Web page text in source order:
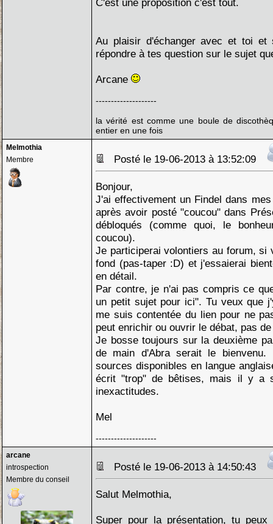
C'est une proposition c'est tout.
Au plaisir d'échanger avec et toi et
répondre à tes question sur le sujet
Arcane
--------------------
la vérité est comme une boule de
entier en une fois
Melmothia
Membre
Posté le 19-06-2013 à 13:52:09
Bonjour,
J'ai effectivement un Findel dans
après avoir posté "coucou" dans
débloqués (comme quoi, le
coucou).
Je participerai volontiers au forum, si
fond (pas-taper :D) et j'essaierai
en détail.
Par contre, je n'ai pas compris ce
un petit sujet pour ici". Tu veux que
me suis contentée du lien pour ne
peut enrichir ou ouvrir le débat, pas
Je bosse toujours sur la deuxième
de main d'Abra serait le bienvenu.
sources disponibles en langue
écrit "trop" de bêtises, mais il y a
inexactitudes.
Mel
--------------------
arcane
introspection
Membre du conseil
Posté le 19-06-2013 à 14:50:43
Salut Melmothia,
Super pour la présentation, tu